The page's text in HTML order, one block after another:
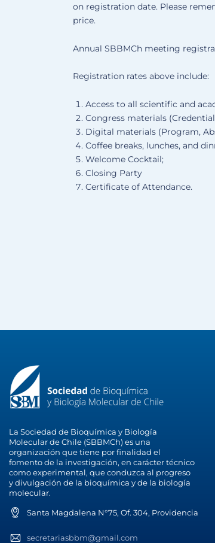
on registration date. Please
price.
Annual SBBMCh meeting
Registration rates above include:
Access to all scientific and
Congress materials
Digital materials (Program,
Coffee breaks, lunches, and
Welcome Cocktail;
Closing Party
Certificate of Attendance.
La Sociedad de Bioquímica y Biología
Molecular de Chile (SBBMCh) es una
organización que tiene por finalidad el
fomento de la investigación, en carácter técnico
como experimental, que conduzca al progreso
y divulgación de la bioquímica y de la biología
molecular.
Santa Magdalena N°75, Of. 304, Providencia
secretariasbbm@gmail.com